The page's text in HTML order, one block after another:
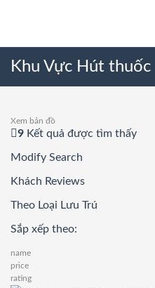
Khu Vực Hút thuốc
Xem bản đồ
9 Kết quả được tìm thấy
Modify Search
Khách Reviews
Theo Loại Lưu Trú
Sắp xếp theo:
name
price
rating